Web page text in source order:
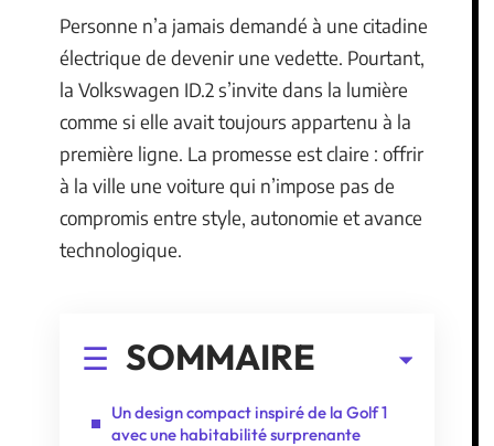
Personne n’a jamais demandé à une citadine
électrique de devenir une vedette. Pourtant,
la Volkswagen ID.2 s’invite dans la lumière
comme si elle avait toujours appartenu à la
première ligne. La promesse est claire : offrir
à la ville une voiture qui n’impose pas de
compromis entre style, autonomie et avance
technologique.
SOMMAIRE
Un design compact inspiré de la Golf 1
avec une habitabilité surprenante